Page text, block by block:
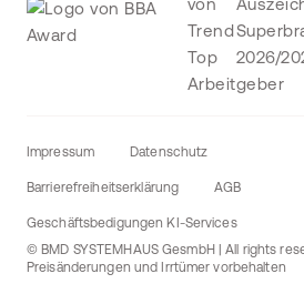
Impressum Datenschutz
Barrierefreiheitserklärung AGB
Geschäftsbedigungen KI-Services
© BMD SYSTEMHAUS GesmbH | All rights
Preisänderungen und Irrtümer vorbehalten